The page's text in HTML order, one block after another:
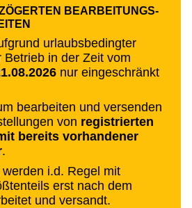
BEARBEITUNGS-
urlaubsbedingter
Betrieb in der Zeit vom
nur eingeschränkt
bearbeiten und versenden
von registrierten
bereits vorhandener
.
i.d. Regel mit
erst nach dem
und versandt.